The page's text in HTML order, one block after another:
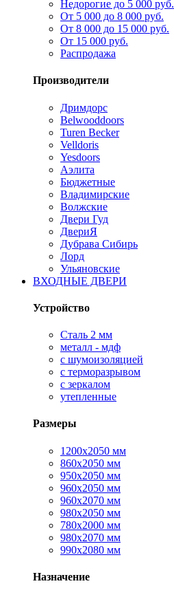
Недорогие до 5 000 руб.
От 5 000 до 8 000 руб.
От 8 000 до 15 000 руб.
От 15 000 руб.
Распродажа
Производители
Дримдорс
Belwooddoors
Turen Becker
Velldoris
Yesdoors
Аэлита
Бюджетные
Владимирские
Волжские
Двери Гуд
ДвериЯ
Дубрава Сибирь
Лорд
Ульяновские
ВХОДНЫЕ ДВЕРИ
Устройство
Сталь 2 мм
металл - мдф
с шумоизоляцией
с терморазрывом
с зеркалом
утепленные
Размеры
1200х2050 мм
860х2050 мм
950х2050 мм
960х2050 мм
960х2070 мм
980х2050 мм
780х2000 мм
980х2070 мм
990х2080 мм
Назначение